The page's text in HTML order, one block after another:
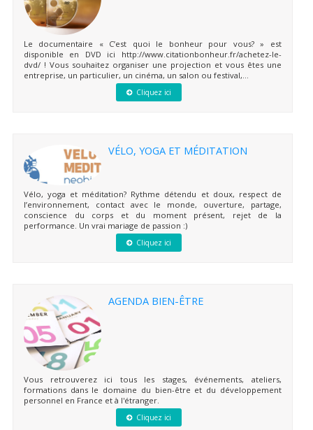
Le documentaire « C’est quoi le bonheur pour vous? » est
disponible en DVD ici http://www.citationbonheur.fr/achetez-le-
dvd/ ! Vous souhaitez organiser une projection et vous êtes une
entreprise, un particulier, un cinéma, un salon ou festival,...
Cliquez ici
VÉLO, YOGA ET MÉDITATION
Vélo, yoga et méditation? Rythme détendu et doux, respect de
l’environnement, contact avec le monde, ouverture, partage,
conscience du corps et du moment présent, rejet de la
performance. Un vrai mariage de passion :)
Cliquez ici
AGENDA BIEN-ÊTRE
Vous retrouverez ici tous les stages, événements, ateliers,
formations dans le domaine du bien-être et du développement
personnel en France et à l'étranger.
Cliquez ici